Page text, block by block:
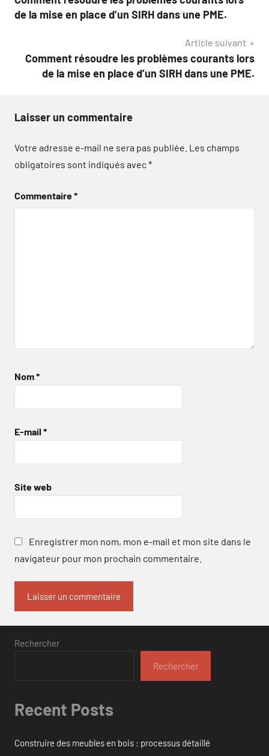
de
de la mise en place d’un SIRH dans une PME.
Article suivant
Comment résoudre les problèmes courants lors
de la mise en place d’un SIRH dans une PME.
Laisser un commentaire
Votre adresse e-mail ne sera pas publiée. Les champs
obligatoires sont indiqués avec*
Commentaire*
Nom*
E-mail *
Site web
Enregistrer mon nom, mon e-mail et mon site dans le
navigateur pour mon prochain commentaire.
Rechercher
Rechercher
Recent Posts
Construire des meubles en bois : processus détaillé